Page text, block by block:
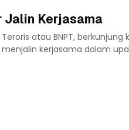
Jalin Kerjasama
atau BNPT, berkunjung
kerjasama dalam